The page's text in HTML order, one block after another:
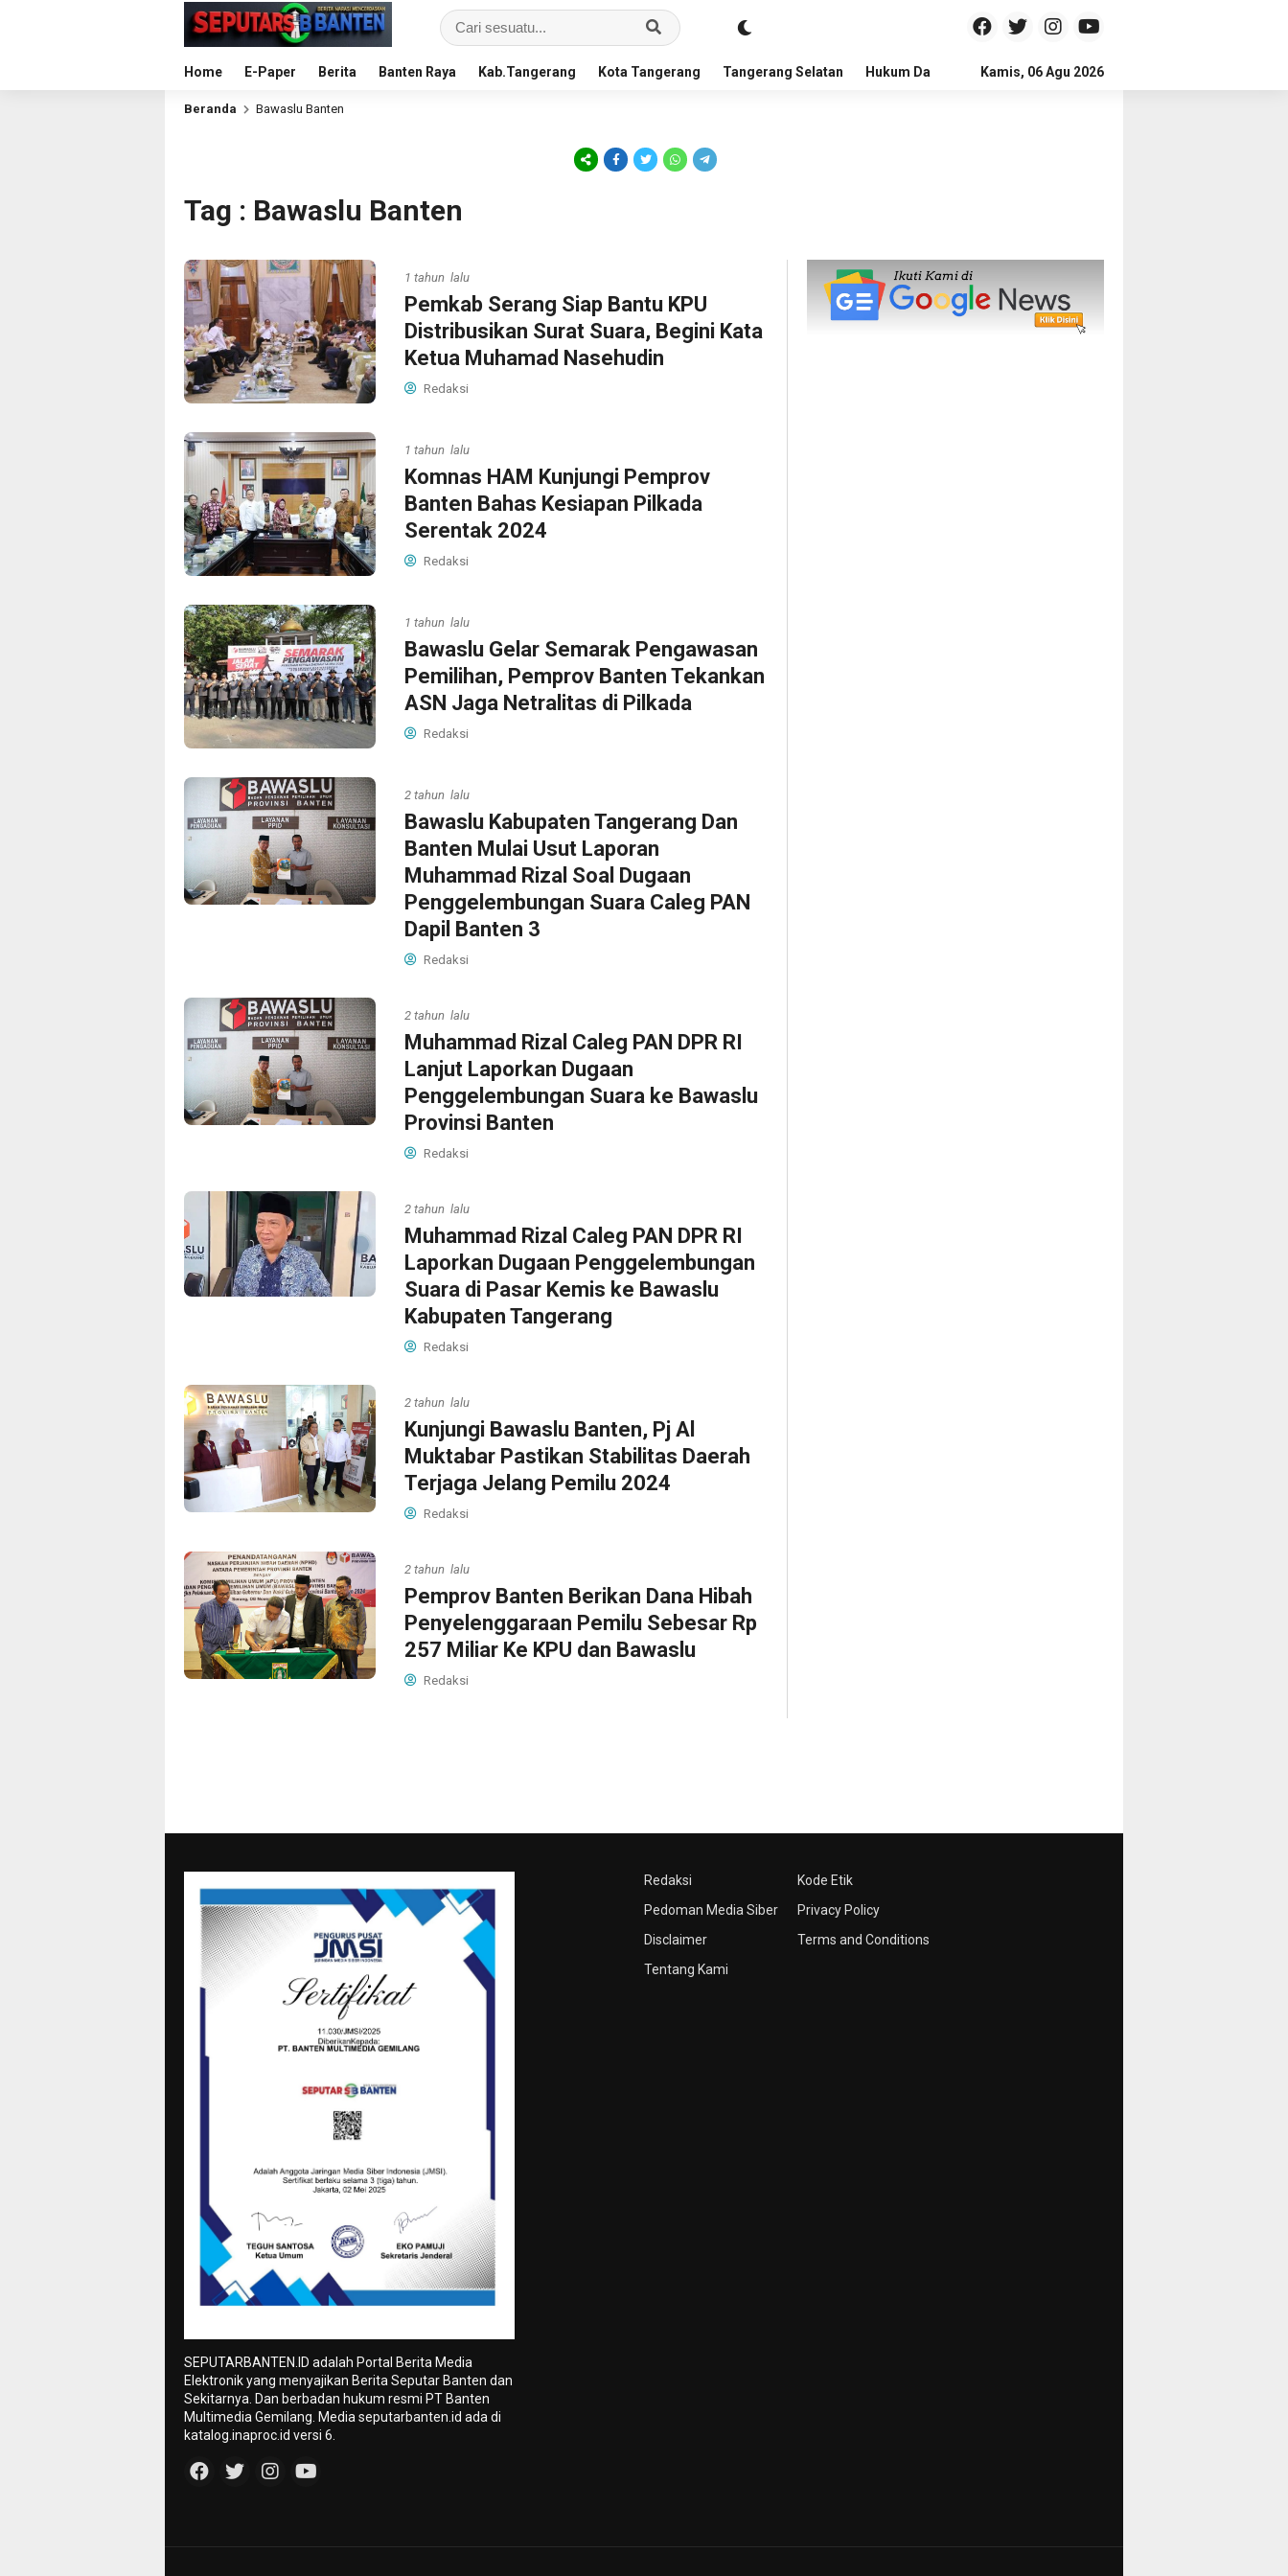
Home E-Paper Berita Banten Raya Kab.Tangerang Kota Tangerang Tangerang Selatan Hukum Dan Kriminal Politik Pendidikan
Kamis, 06 Agu 2026
Beranda Bawaslu Banten
Tag : Bawaslu Banten
1 tahun lalu
Pemkab Serang Siap Bantu KPU
Distribusikan Surat Suara, Begini Kata
Ketua Muhamad Nasehudin
Redaksi
1 tahun lalu
Komnas HAM Kunjungi Pemprov
Banten Bahas Kesiapan Pilkada
Serentak 2024
Redaksi
1 tahun lalu
Bawaslu Gelar Semarak Pengawasan
Pemilihan, Pemprov Banten Tekankan
ASN Jaga Netralitas di Pilkada
Redaksi
2 tahun lalu
Bawaslu Kabupaten Tangerang Dan
Banten Mulai Usut Laporan
Muhammad Rizal Soal Dugaan
Penggelembungan Suara Caleg PAN
Dapil Banten 3
Redaksi
2 tahun lalu
Muhammad Rizal Caleg PAN DPR RI
Lanjut Laporkan Dugaan
Penggelembungan Suara ke Bawaslu
Provinsi Banten
Redaksi
2 tahun lalu
Muhammad Rizal Caleg PAN DPR RI
Laporkan Dugaan Penggelembungan
Suara di Pasar Kemis ke Bawaslu
Kabupaten Tangerang
Redaksi
2 tahun lalu
Kunjungi Bawaslu Banten, Pj Al
Muktabar Pastikan Stabilitas Daerah
Terjaga Jelang Pemilu 2024
Redaksi
2 tahun lalu
Pemprov Banten Berikan Dana Hibah
Penyelenggaraan Pemilu Sebesar Rp
257 Miliar Ke KPU dan Bawaslu
Redaksi
Redaksi
Pedoman Media Siber
Disclaimer
Tentang Kami
Kode Etik
Privacy Policy
Terms and Conditions
SEPUTARBANTEN.ID adalah Portal Berita Media
Elektronik yang menyajikan Berita Seputar Banten dan
Sekitarnya. Dan berbadan hukum resmi PT Banten
Multimedia Gemilang. Media seputarbanten.id ada di
katalog.inaproc.id versi 6.